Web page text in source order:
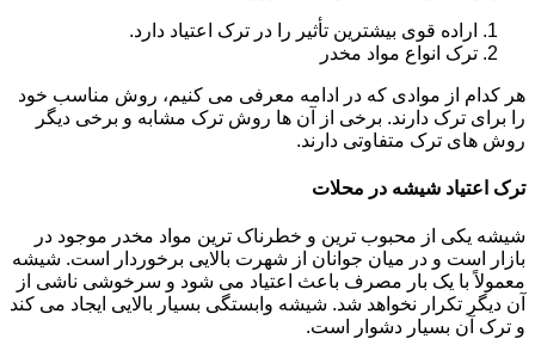
اراده قوی بیشترین تأثیر را در ترک اعتیاد دارد.
ترک انواع مواد مخدر
هر کدام از موادی که در ادامه معرفی می کنیم، روش مناسب خود
را برای ترک دارند. برخی از آن ها روش ترک مشابه و برخی دیگر
روش های ترک متفاوتی دارند.
ترک اعتیاد شیشه در محلات
شیشه یکی از محبوب ترین و خطرناک ترین مواد مخدر موجود در
بازار است و در میان جوانان از شهرت بالایی برخوردار است. شیشه
معمولاً با یک بار مصرف باعث اعتیاد می شود و سرخوشی ناشی از
آن دیگر تکرار نخواهد شد. شیشه وابستگی بسیار بالایی ایجاد می کند
و ترک آن بسیار دشوار است.